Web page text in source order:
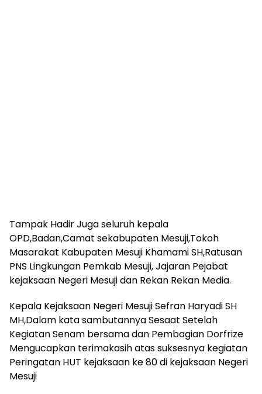
Tampak Hadir Juga seluruh kepala
OPD,Badan,Camat sekabupaten Mesuji,Tokoh
Masarakat Kabupaten Mesuji Khamami SH,Ratusan
PNS Lingkungan Pemkab Mesuji, Jajaran Pejabat
kejaksaan Negeri Mesuji dan Rekan Rekan Media.
Kepala Kejaksaan Negeri Mesuji Sefran Haryadi SH
MH,Dalam kata sambutannya Sesaat Setelah
Kegiatan Senam bersama dan Pembagian Dorfrize
Mengucapkan terimakasih atas suksesnya kegiatan
Peringatan HUT kejaksaan ke 80 di kejaksaan Negeri
Mesuji